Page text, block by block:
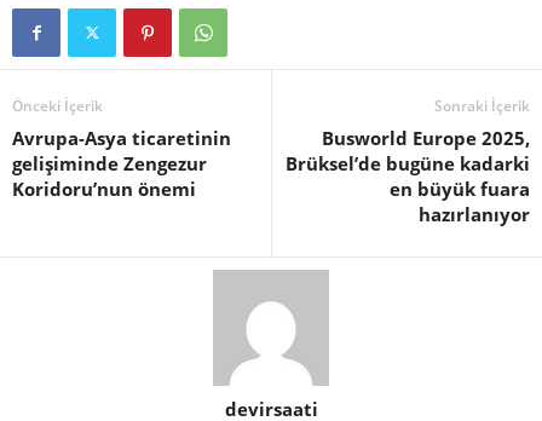
Önceki İçerik
Avrupa-Asya ticaretinin
gelişiminde Zengezur
Koridoru’nun önemi
Sonraki İçerik
Busworld Europe 2025,
Brüksel’de bugüne kadarki
en büyük fuara
hazırlanıyor
devirsaati